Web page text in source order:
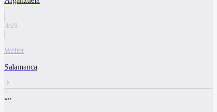
3/21
Weiter
Salamanca
“”